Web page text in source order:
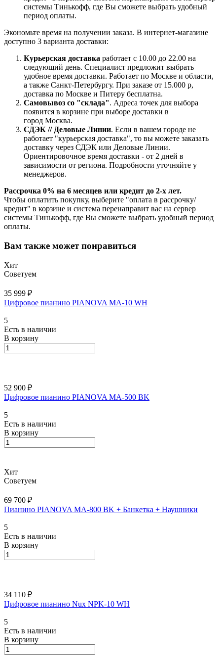
системы Тинькофф, где Вы сможете выбрать удобный
период оплаты.
Экономьте время на получении заказа. В интернет-магазине
доступно 3 варианта доставки:
Курьерская доставка работает с 10.00 до 22.00 на
следующий день. Специалист предложит выбрать
удобное время доставки. Работает по Москве и области,
а также Санкт-Петербургу. При заказе от 15.000 р,
доставка по Москве и Питеру бесплатна.
Самовывоз со "склада". Адреса точек для выбора
появится в корзине при выборе доставки в
город Москва.
СДЭК // Деловые Линии. Если в вашем городе не
работает "курьерская доставка", то вы можете заказать
доставку через СДЭК или Деловые Линии.
Ориентировочное время доставки - от 2 дней в
зависимости от региона. Подробности уточняйте у
менеджеров.
Рассрочка 0% на 6 месяцев или кредит до 2-х лет.
Чтобы оплатить покупку, выберите "оплата в рассрочку/
кредит" в корзине и система перенаправит вас на сервер
системы Тинькофф, где Вы сможете выбрать удобный период
оплаты.
Вам также может понравиться
Хит
Советуем
35 999 ₽
Цифровое пианино PIANOVA MA-10 WH
5
Есть в наличии
В корзину
52 900 ₽
Цифровое пианино PIANOVA MA-500 BK
5
Есть в наличии
В корзину
Хит
Советуем
69 700 ₽
Пианино PIANOVA MA-800 BK + Банкетка + Наушники
5
Есть в наличии
В корзину
34 110 ₽
Цифровое пианино Nux NPK-10 WH
5
Есть в наличии
В корзину